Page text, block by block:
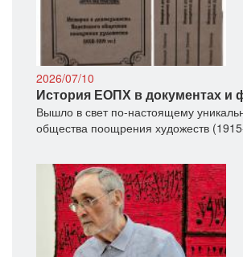
2026/07/10
История ЕОПХ в документах и
Вышло в свет по-настоящему
общества поощрения художеств